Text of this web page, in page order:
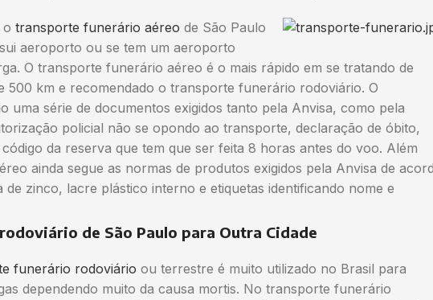
o transporte funerário aéreo de São Paulo
aeroporto ou se tem um aeroporto
O transporte funerário aéreo é o mais rápido em se tratando de
500 km e recomendado o transporte funerário rodoviário. O
série de documentos exigidos tanto pela Anvisa, como pela
policial não se opondo ao transporte, declaração de óbito,
da reserva que tem que ser feita 8 horas antes do voo. Além
ainda segue as normas de produtos exigidos pela Anvisa de
zinco, lacre plástico interno e etiquetas identificando nome e
de São Paulo para Outra Cidade
funerário rodoviário ou terrestre é muito utilizado no Brasil para
dependendo muito da causa mortis. No transporte funerário